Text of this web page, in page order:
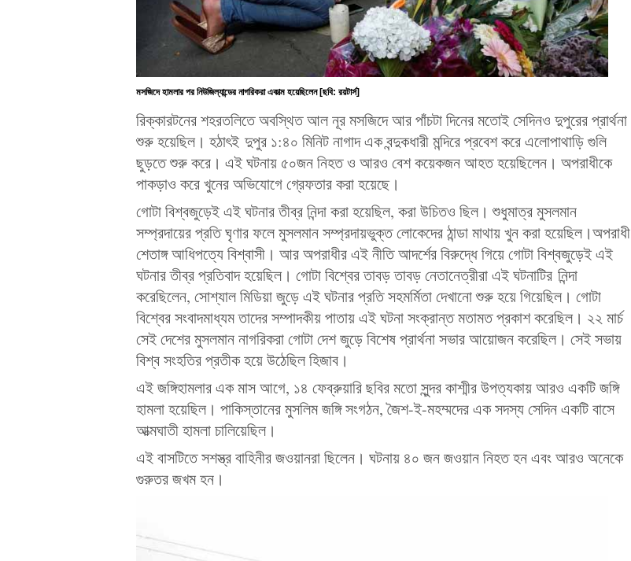
মসজিদে হামলার পর নিউজিল্যান্ডের নাগরিকরা একাত্ম হয়েছিলেন [ছবি: রয়টার্স]
রিক্কারটনের শহরতলিতে অবস্থিত আল নূর মসজিদে আর পাঁচটা দিনের মতোই সেদিনও দুপুরের প্রার্থনা
শুরু হয়েছিল। হঠাৎই দুপুর ১:৪০ মিনিট নাগাদ এক বন্দুকধারী মন্দিরে প্রবেশ করে এলোপাথাড়ি গুলি
ছুড়তে শুরু করে। এই ঘটনায় ৫০জন নিহত ও আরও বেশ কয়েকজন আহত হয়েছিলেন। অপরাধীকে
পাকড়াও করে খুনের অভিযোগে গ্রেফতার করা হয়েছে।
গোটা বিশ্বজুড়েই এই ঘটনার তীব্র নিন্দা করা হয়েছিল, করা উচিতও ছিল। শুধুমাত্র মুসলমান
সম্প্রদায়ের প্রতি ঘৃণার ফলে মুসলমান সম্প্রদায়ভুক্ত লোকেদের ঠান্ডা মাথায় খুন করা হয়েছিল।অপরাধী
শেতাঙ্গ আধিপত্যে বিশ্বাসী। আর অপরাধীর এই নীতি আদর্শের বিরুদ্ধে গিয়ে গোটা বিশ্বজুড়েই এই
ঘটনার তীব্র প্রতিবাদ হয়েছিল। গোটা বিশ্বের তাবড় তাবড় নেতানেত্রীরা এই ঘটনাটির নিন্দা
করেছিলেন, সোশ্যাল মিডিয়া জুড়ে এই ঘটনার প্রতি সহমর্মিতা দেখানো শুরু হয়ে গিয়েছিল। গোটা
বিশ্বের সংবাদমাধ্যম তাদের সম্পাদকীয় পাতায় এই ঘটনা সংক্রান্ত মতামত প্রকাশ করেছিল। ২২ মার্চ
সেই দেশের মুসলমান নাগরিকরা গোটা দেশ জুড়ে বিশেষ প্রার্থনা সভার আয়োজন করেছিল। সেই সভায়
বিশ্ব সংহতির প্রতীক হয়ে উঠেছিল হিজাব।
এই জঙ্গিহামলার এক মাস আগে, ১৪ ফেব্রুয়ারি ছবির মতো সুন্দর কাশ্মীর উপত্যকায় আরও একটি জঙ্গি
হামলা হয়েছিল। পাকিস্তানের মুসলিম জঙ্গি সংগঠন, জৈশ-ই-মহম্মদের এক সদস্য সেদিন একটি বাসে
আত্মঘাতী হামলা চালিয়েছিল।
এই বাসটিতে সশস্ত্র বাহিনীর জওয়ানরা ছিলেন। ঘটনায় ৪০ জন জওয়ান নিহত হন এবং আরও অনেকে
গুরুতর জখম হন।